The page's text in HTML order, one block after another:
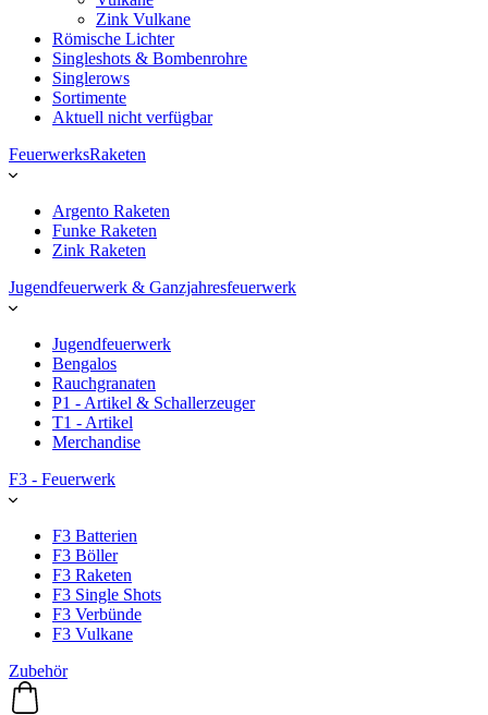
Zink Vulkane
Römische Lichter
Singleshots & Bombenrohre
Singlerows
Sortimente
Aktuell nicht verfügbar
FeuerwerksRaketen
Argento Raketen
Funke Raketen
Zink Raketen
Jugendfeuerwerk & Ganzjahresfeuerwerk
Jugendfeuerwerk
Bengalos
Rauchgranaten
P1 - Artikel & Schallerzeuger
T1 - Artikel
Merchandise
F3 - Feuerwerk
F3 Batterien
F3 Böller
F3 Raketen
F3 Single Shots
F3 Verbünde
F3 Vulkane
Zubehör